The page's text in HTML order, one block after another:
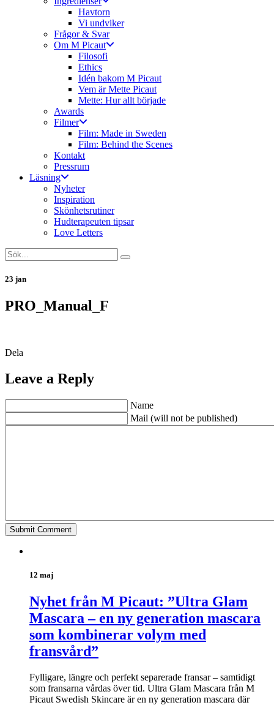
Havtorn
Vi undviker
Frågor & Svar
Om M Picaut
Filosofi
Ethics
Idén bakom M Picaut
Vem är Mette Picaut
Mette: Hur allt började
Awards
Filmer
Film: Made in Sweden
Film: Behind the Scenes
Kontakt
Pressrum
Läsning
Nyheter
Inspiration
Skönhetsrutiner
Hudterapeuten tipsar
Love Letters
23 jan
PRO_Manual_F
Dela
Leave a Reply
Name
Mail (will not be published)
12 maj
Nyhet från M Picaut: ”Ultra Glam
Mascara – en ny generation mascara
som kombinerar volym med
fransvård”
Fylligare, längre och perfekt separerade fransar – samtidigt
som fransarna vårdas över tid. Ultra Glam Mascara från M
Picaut Swedish Skincare är en ny generation mascara där